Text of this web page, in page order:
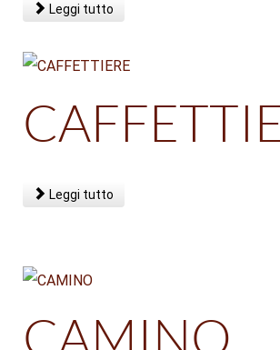
Leggi tutto
Leggi tutto